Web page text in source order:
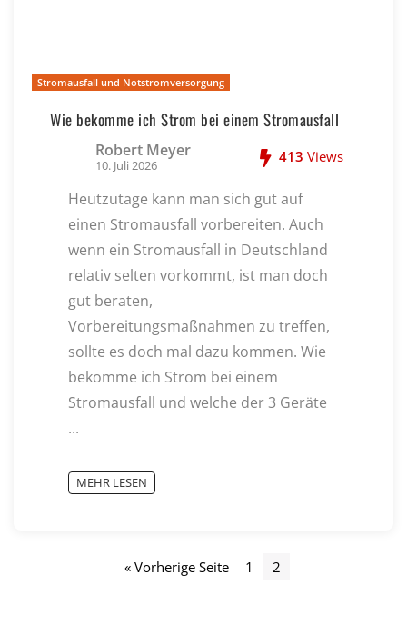
Wie bekomme ich Strom bei einem Stromausfall
Stromausfall und Notstromversorgung
Robert Meyer
10. Juli 2026 413 Views
Heutzutage kann man sich gut auf
einen Stromausfall vorbereiten. Auch
wenn ein Stromausfall in Deutschland
relativ selten vorkommt, ist man doch
gut beraten,
Vorbereitungsmaßnahmen zu treffen,
sollte es doch mal dazu kommen. Wie
bekomme ich Strom bei einem
Stromausfall und welche der 3 Geräte
...
MEHR LESEN
« Vorherige Seite 1 2